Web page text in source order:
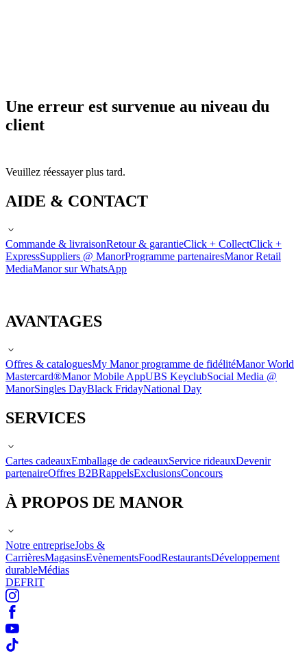
Une erreur est survenue au niveau du
client
Veuillez réessayer plus tard.
AIDE & CONTACT
Commande & livraisonRetour & garantieClick + CollectClick +
ExpressSuppliers @ ManorProgramme partenairesManor Retail
MediaManor sur WhatsApp
AVANTAGES
Offres & cataloguesMy Manor programme de fidélitéManor World
Mastercard®Manor Mobile AppUBS KeyclubSocial Media @
ManorSingles DayBlack FridayNational Day
SERVICES
Cartes cadeauxEmballage de cadeauxService rideauxDevenir
partenaireOffres B2BRappelsExclusionsConcours
À PROPOS DE MANOR
Notre entrepriseJobs &
CarrièresMagasinsEvènementsFoodRestaurantsDéveloppement
durableMédias
DEFRIT